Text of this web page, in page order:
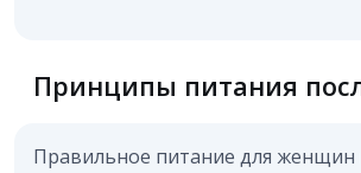
Принципы питания
Правильное питание для женщин